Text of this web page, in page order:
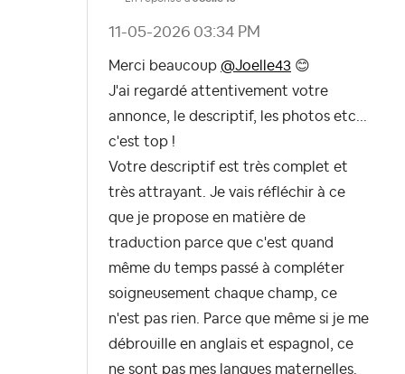
‎11-05-2026 03:34 PM
Merci beaucoup @Joelle43 😊
J'ai regardé attentivement votre
annonce, le descriptif, les photos etc...
c'est top !
Votre descriptif est très complet et
très attrayant. Je vais réfléchir à ce
que je propose en matière de
traduction parce que c'est quand
même du temps passé à compléter
soigneusement chaque champ, ce
n'est pas rien. Parce que même si je me
débrouille en anglais et espagnol, ce
ne sont pas mes langues maternelles.